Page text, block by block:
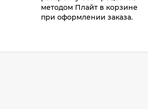
методом Плайт в корзине
при оформлении заказа.